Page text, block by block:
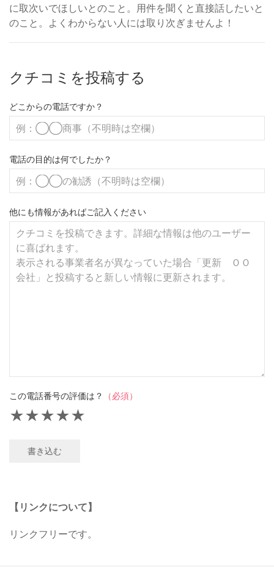
に取次いでほしいとのこと。用件を聞くと直接話したいと
のこと。よくわからない人には取り次ぎませんよ！
クチコミを投稿する
どこからの電話ですか？
電話の目的は何でしたか？
他にも情報があればご記入ください
この電話番号の評価は？ （必須）
★
★
★
★
★
書き込む
【リンクについて】
リンクフリーです。